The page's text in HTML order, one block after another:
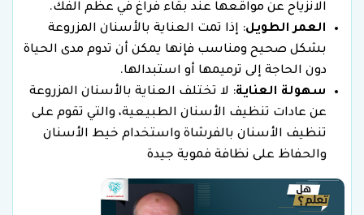
الانزياح عن مواقعها عند بقاء فراغ في عظم الفك.
العمر الطويل: إذا تمت العناية بالأسنان المزروعة
بشكل صحيح ومناسب فإنها يمكن أن تدوم مدى الحياة
دون الحاجة إلى ترميمها أو استبدالها.
سهولة العناية: لا تختلف العناية بالأسنان المزروعة
عن عادات تنظيف الأسنان الطبيعية، والتي تقوم على
تنظيف الأسنان بالفرشاة واستخدام خيط الأسنان
والحفاظ على نظافة فموية جيدة